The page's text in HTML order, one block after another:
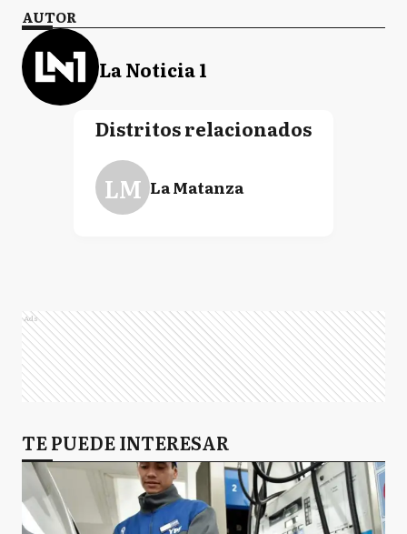
AUTOR
La Noticia 1
Distritos relacionados
LM La Matanza
Ads
TE PUEDE INTERESAR